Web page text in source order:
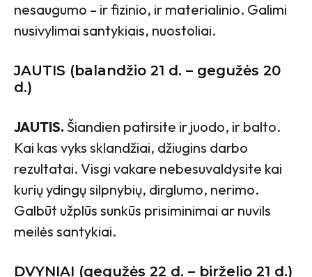
nesaugumo – ir fizinio, ir materialinio. Galimi
nusivylimai santykiais, nuostoliai.
JAUTIS (balandžio 21 d. – gegužės 20
d.)
JAUTIS. Šiandien patirsite ir juodo, ir balto.
Kai kas vyks sklandžiai, džiugins darbo
rezultatai. Visgi vakare nebesuvaldysite kai
kurių ydingų silpnybių, dirglumo, nerimo.
Galbūt užplūs sunkūs prisiminimai ar nuvils
meilės santykiai.
DVYNIAI (gegužės 22 d. – birželio 21 d.)